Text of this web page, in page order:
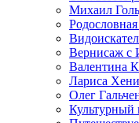
Михаил
Вернисаж с
Валентина
Лариса
Олег
Культурный